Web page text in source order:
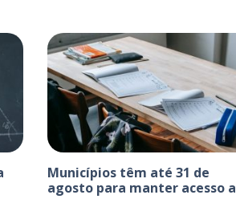
Municípios têm até 31 de
agosto para manter acesso a